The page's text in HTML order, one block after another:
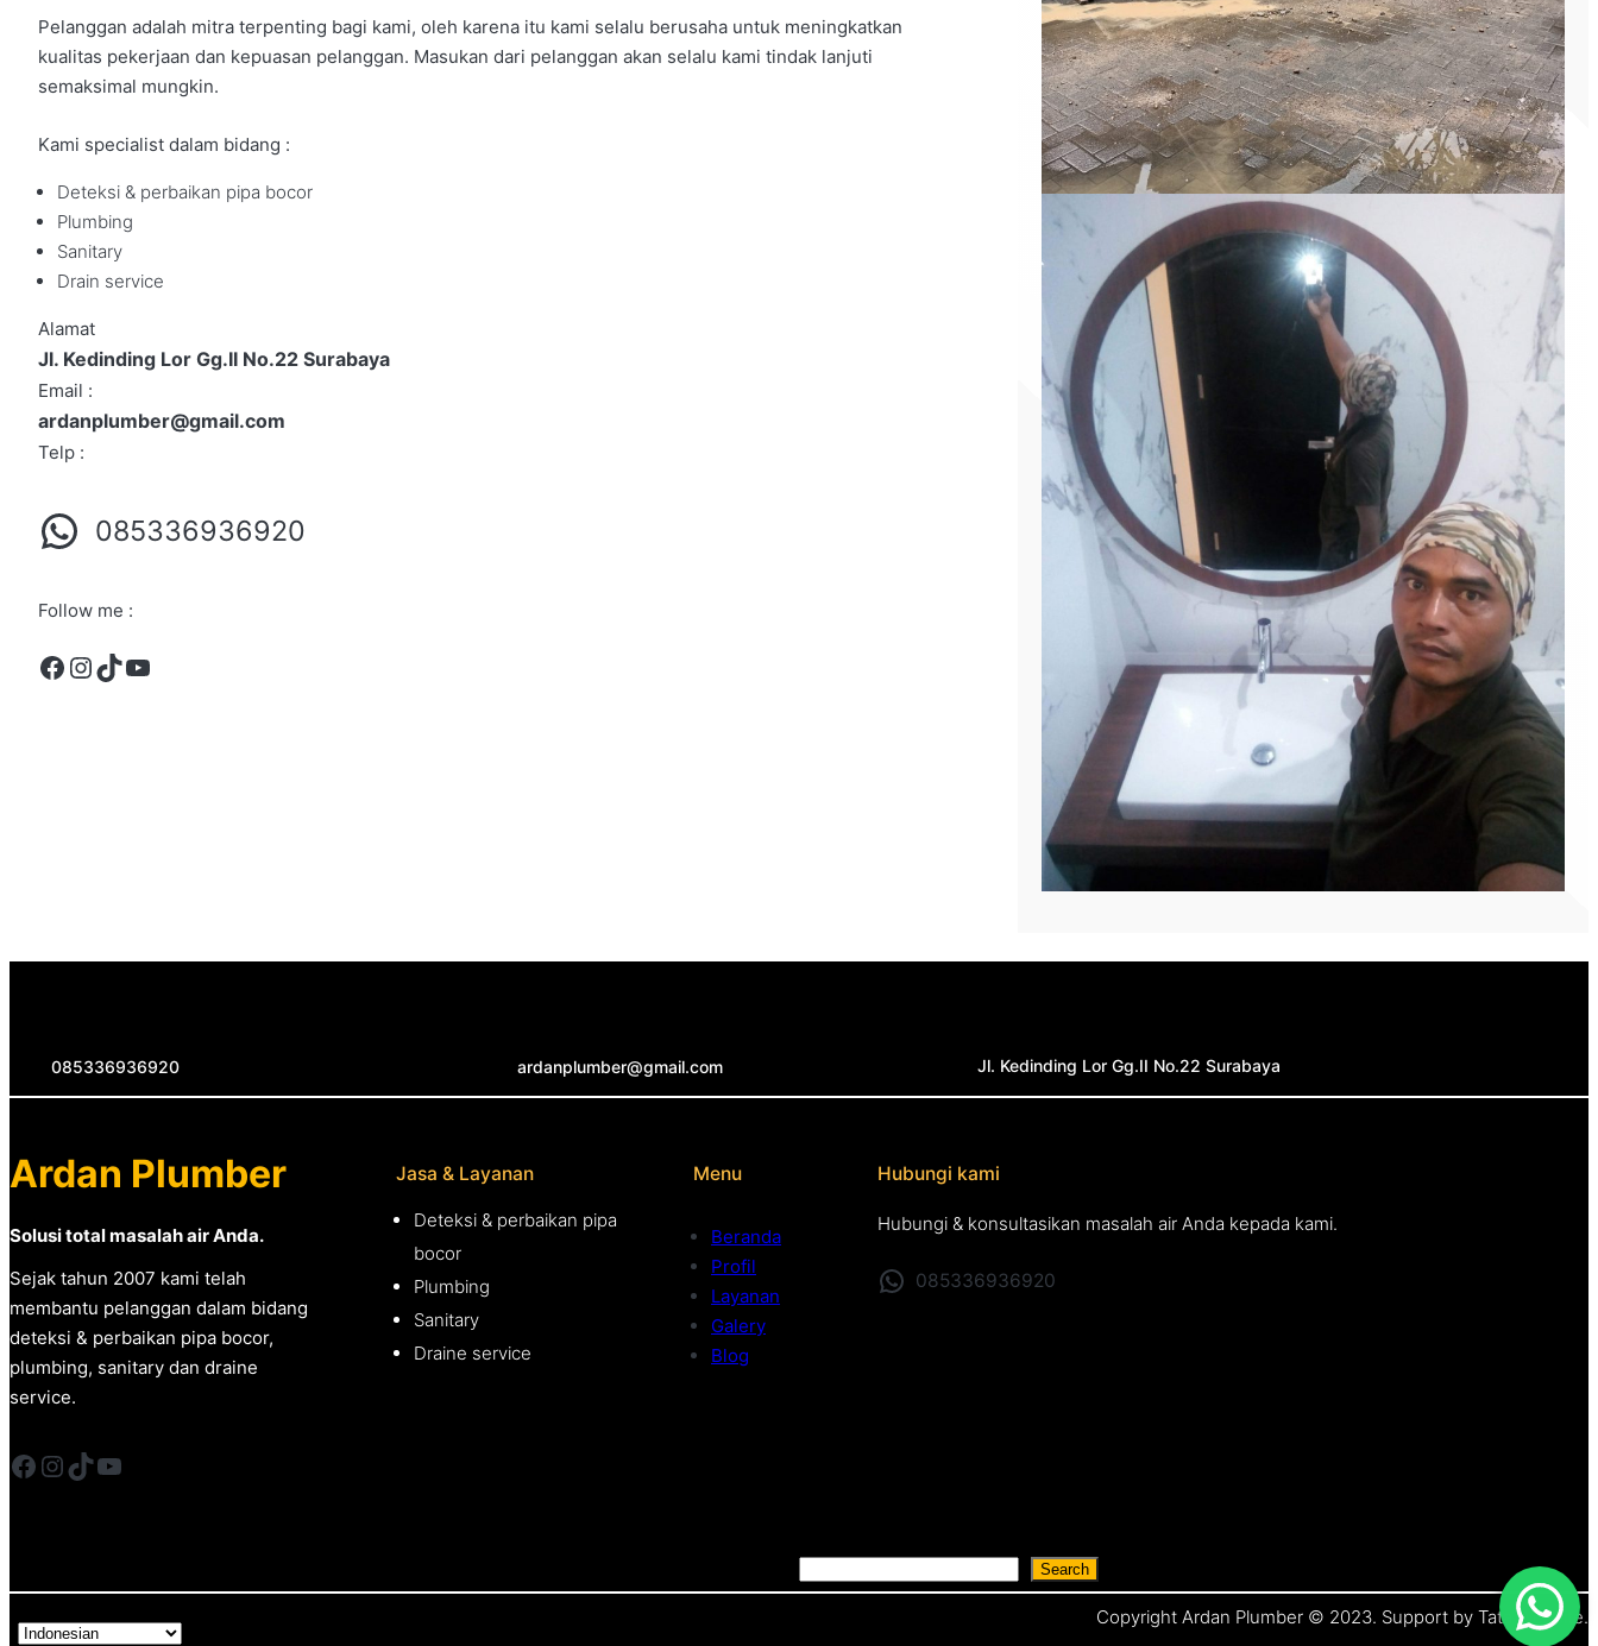
Pelanggan adalah mitra terpenting bagi kami, oleh karena itu kami selalu berusaha untuk meningkatkan
kualitas pekerjaan dan kepuasan pelanggan. Masukan dari pelanggan akan selalu kami tindak lanjuti
semaksimal mungkin.
Kami specialist dalam bidang :
Deteksi & perbaikan pipa bocor
Plumbing
Sanitary
Drain service
Alamat
Jl. Kedinding Lor Gg.II No.22 Surabaya
Email :
ardanplumber@gmail.com
Telp :
085336936920
Follow me :
Facebook InstagramTikTok YouTube
085336936920 ardanplumber@gmail.com Jl. Kedinding Lor Gg.II No.22 Surabaya
Ardan Plumber
Solusi total masalah air Anda.
Sejak tahun 2007 kami telah
membantu pelanggan dalam bidang
deteksi & perbaikan pipa bocor,
plumbing, sanitary dan draine
service.
Facebook InstagramTikTok YouTube
Jasa & Layanan
Deteksi & perbaikan pipa
bocor
Plumbing
Sanitary
Draine service
Menu
Beranda
Profil
Layanan
Galery
Blog
Hubungi kami
Hubungi & konsultasikan masalah air Anda kepada kami.
085336936920
e
Search
Copyright Ardan Plumber © 2023. Support by Tata Website.